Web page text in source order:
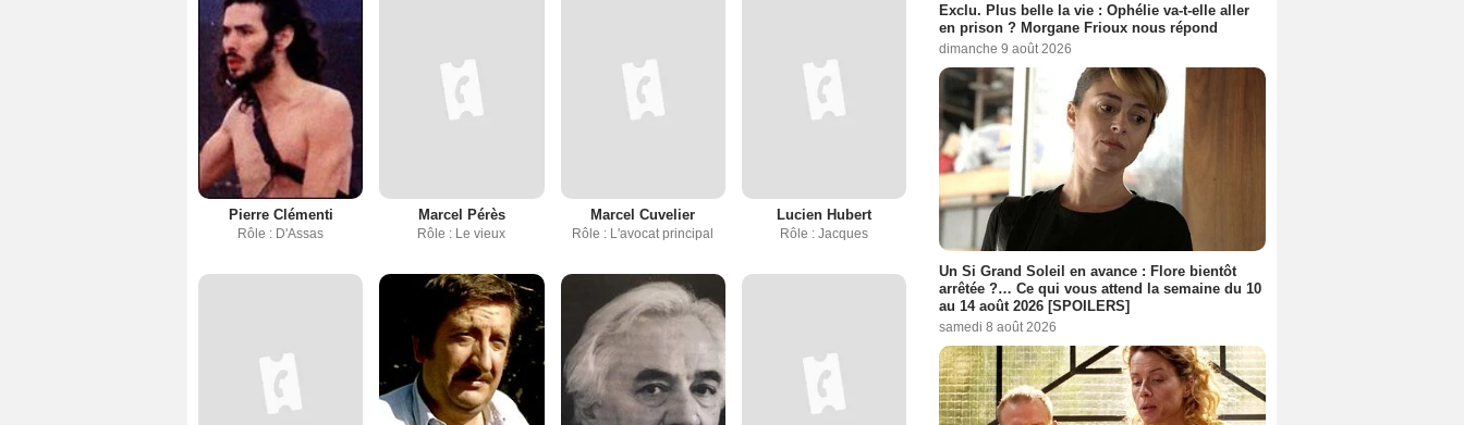
Pierre Clémenti
Rôle : D'Assas
Marcel Pérès
Rôle : Le vieux
Marcel Cuvelier
Rôle : L'avocat principal
Lucien Hubert
Rôle : Jacques
Exclu. Plus belle la vie : Ophélie va-t-elle aller
en prison ? Morgane Frioux nous répond
dimanche 9 août 2026
Un Si Grand Soleil en avance : Flore bientôt
arrêtée ?… Ce qui vous attend la semaine du 10
au 14 août 2026 [SPOILERS]
samedi 8 août 2026